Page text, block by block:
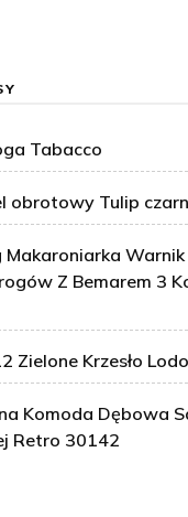
Tabacco
obrotowy Tulip
Makaroniarka
Z Bemarem 3
Zielone Krzesło
Komoda Dębowa
Retro 30142